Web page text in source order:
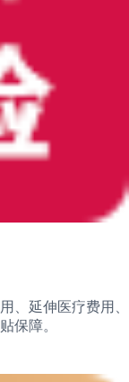
、延伸医疗费用、
保障。